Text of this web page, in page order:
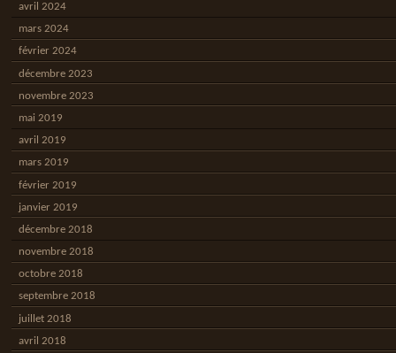
avril 2024
mars 2024
février 2024
décembre 2023
novembre 2023
mai 2019
avril 2019
mars 2019
février 2019
janvier 2019
décembre 2018
novembre 2018
octobre 2018
septembre 2018
juillet 2018
avril 2018